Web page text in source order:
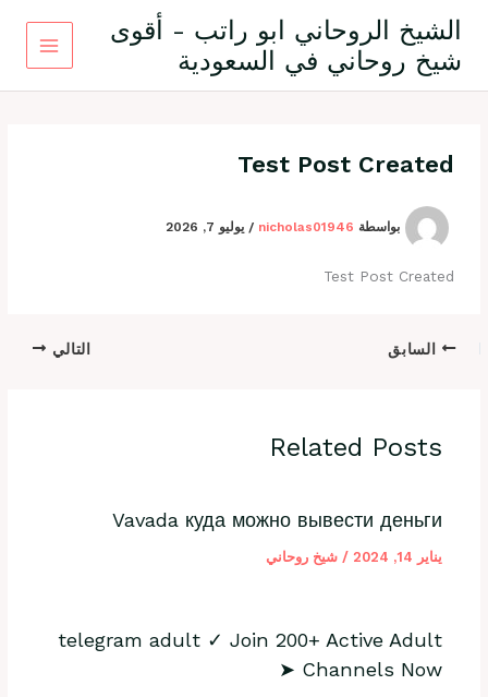
المحتوى
الشيخ الروحاني ابو راتب - أقوى
شيخ روحاني في السعودية
Test Post Created
بواسطة nicholas01946
/يوليو 7, 2026
Test Post Created
السابق التالي
Related Posts
Vavada куда можно вывести деньги
يناير 14, 2024 / شيخ روحاني
telegram adult ✓ Join 200+ Active Adult
Channels Now ➤